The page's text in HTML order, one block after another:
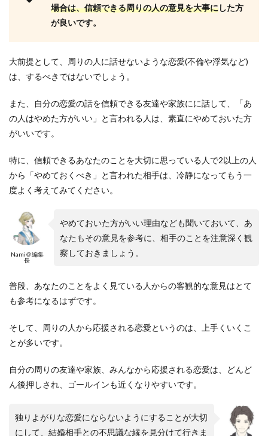
場合は、信頼できる周りの人の意見を大事にした方
が良いです。
大前提として、周りの人に話せないような恋愛(不倫や浮気など)
は、するべきではないでしょう。
また、自分の恋愛の話を信頼できる友達や家族にに話して、「あ
の人はやめた方がいい」と言われる人は、素直にやめておいた方
がいいです。
特に、信頼できるあなたのことを大切に思っている人で2以上の人
から「やめておくべき」と言われた相手は、冷静になってもう一
度よく考えてみてください。
Nami＠編集
長
やめておいた方がいい理由なども聞いておいて、あ
なたもその意見を参考に、相手のことを注意深く観
察しておきましょう。
普段、あなたのことをよく見ている人からの客観的な意見はとて
も参考になるはずです。
そして、周りの人から応援される恋愛というのは、上手くいくこ
とが多いです。
自分の周りの友達や家族、みんなから応援される恋愛は、どんど
ん後押しされ、ゴールインも近くなりやすいです。
独りよがりな恋愛にならないようにすることが大切
にして、結婚相手との不思議な縁を見分けて行きま